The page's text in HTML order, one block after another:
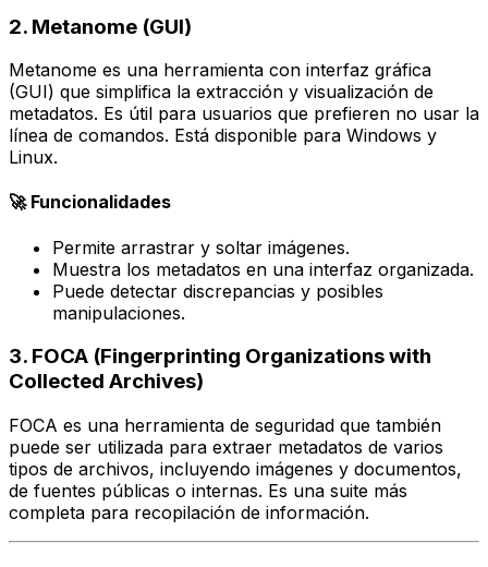
2. Metanome (GUI)
Metanome es una herramienta con interfaz gráfica
(GUI) que simplifica la extracción y visualización de
metadatos. Es útil para usuarios que prefieren no usar la
línea de comandos. Está disponible para Windows y
Linux.
🚀 Funcionalidades
Permite arrastrar y soltar imágenes.
Muestra los metadatos en una interfaz organizada.
Puede detectar discrepancias y posibles
manipulaciones.
3. FOCA (Fingerprinting Organizations with
Collected Archives)
FOCA es una herramienta de seguridad que también
puede ser utilizada para extraer metadatos de varios
tipos de archivos, incluyendo imágenes y documentos,
de fuentes públicas o internas. Es una suite más
completa para recopilación de información.